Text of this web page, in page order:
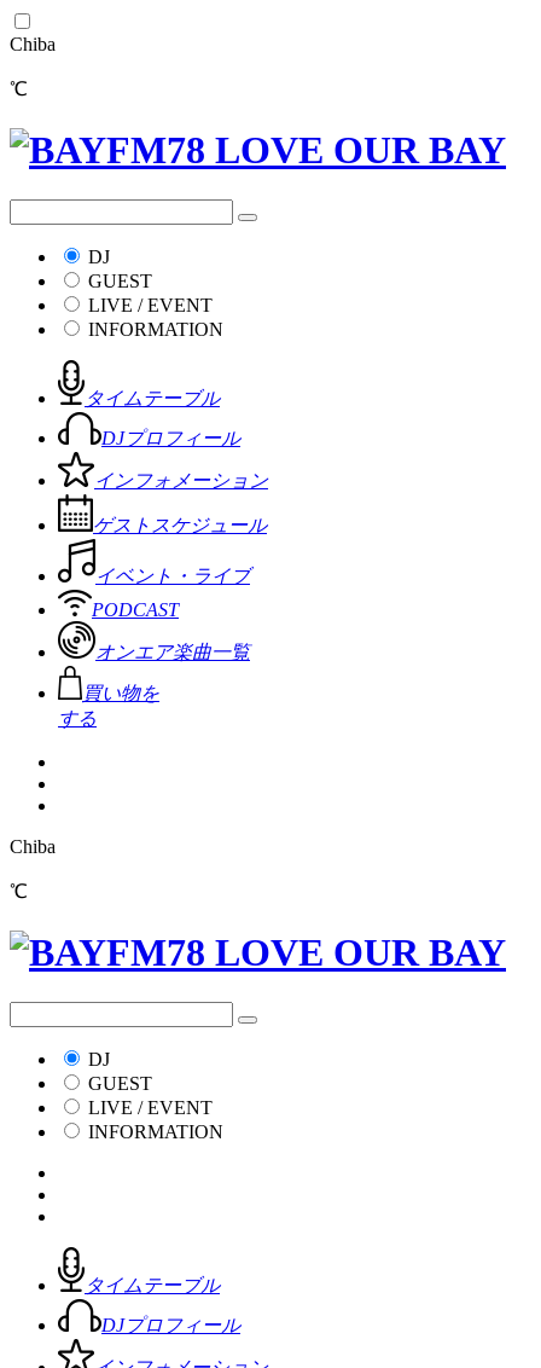
Chiba
℃
DJ
GUEST
LIVE / EVENT
INFORMATION
タイムテーブル
DJプロフィール
インフォメーション
ゲストスケジュール
イベント・ライブ
PODCAST
オンエア楽曲一覧
買い物を
する
Chiba
℃
DJ
GUEST
LIVE / EVENT
INFORMATION
タイムテーブル
DJプロフィール